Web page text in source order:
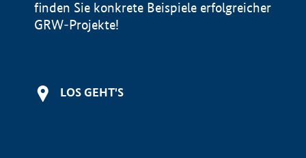
finden Sie konkrete Beispiele erfolgreicher
GRW-Projekte!
LOS GEHT'S